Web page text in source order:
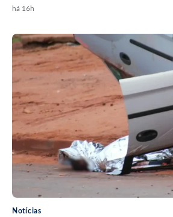
há 16h
Notícias